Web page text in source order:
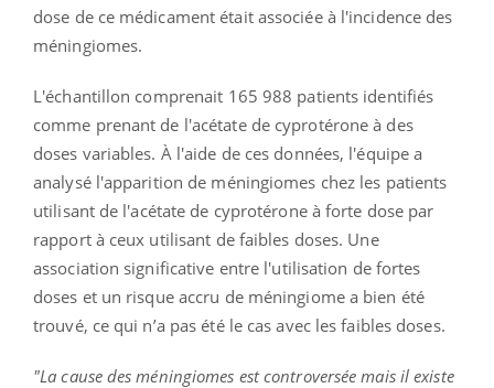
dose de ce médicament était associée à l'incidence des
méningiomes.
L'échantillon comprenait 165 988 patients identifiés
comme prenant de l'acétate de cyprotérone à des
doses variables. À l'aide de ces données, l'équipe a
analysé l'apparition de méningiomes chez les patients
utilisant de l'acétate de cyprotérone à forte dose par
rapport à ceux utilisant de faibles doses. Une
association significative entre l'utilisation de fortes
doses et un risque accru de méningiome a bien été
trouvé, ce qui n’a pas été le cas avec les faibles doses.
"La cause des méningiomes est controversée mais il existe